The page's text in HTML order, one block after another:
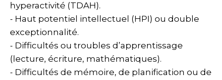
hyperactivité (TDAH).
- Haut potentiel intellectuel (HPI) ou double
exceptionnalité.
- Difficultés ou troubles d’apprentissage
(lecture, écriture, mathématiques).
- Difficultés de mémoire, de planification ou de